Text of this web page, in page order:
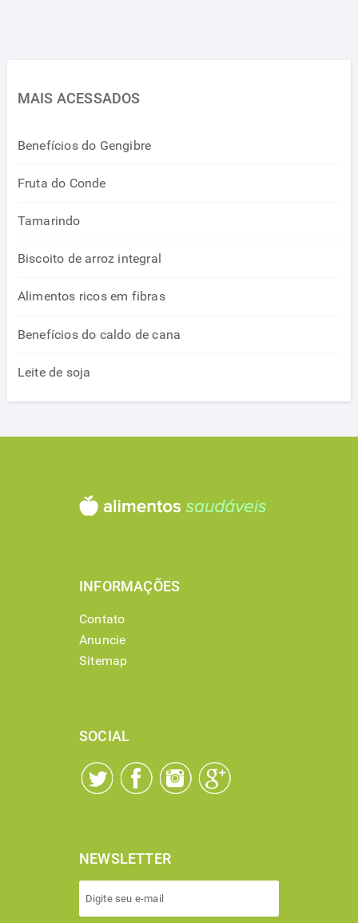
MAIS ACESSADOS
Benefícios do Gengibre
Fruta do Conde
Tamarindo
Biscoito de arroz integral
Alimentos ricos em fibras
Benefícios do caldo de cana
Leite de soja
INFORMAÇÕES
Contato
Anuncie
Sitemap
SOCIAL
NEWSLETTER